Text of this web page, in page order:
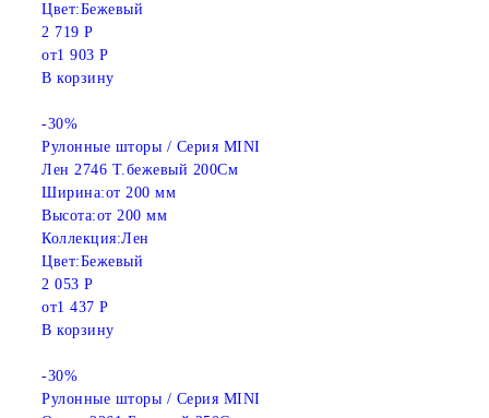
Цвет:Бежевый
2 719 Р
от1 903 Р
В корзину
-30%
Рулонные шторы / Серия MINI
Лен 2746 Т.бежевый 200См
Ширина:от 200 мм
Высота:от 200 мм
Коллекция:Лен
Цвет:Бежевый
2 053 Р
от1 437 Р
В корзину
-30%
Рулонные шторы / Серия MINI